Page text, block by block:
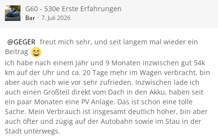
G60 - 530e Erste Erfahrungen
Bar 7. Juli 2026
GEGER freut mich sehr, und seit langem mal wieder ein
Beitrag
Ich habe nach einem Jahr und 9 Monaten inzwischen gut 54k
km auf der Uhr und ca. 20 Tage mehr im Wagen verbracht, bin
aber auch nach wie vor sehr zufrieden. Inzwischen lade ich
auch einen Großteil direkt vom Dach in den Akku, haben seit
ein paar Monaten eine PV Anlage. Das ist schon eine tolle
Sache. Mein Verbrauch ist insgesamt deutlich höher, bin aber
auch öfter und zügig auf der Autobahn sowie im Stau in der
Stadt unterwegs.